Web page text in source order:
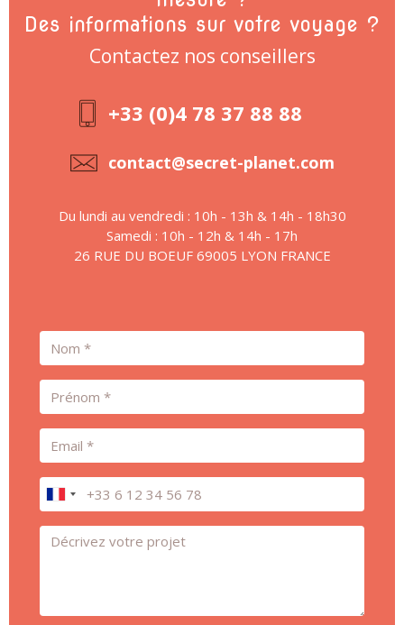
Des informations sur votre voyage ?
Contactez nos conseillers
+33 (0)4 78 37 88 88
contact@secret-planet.com
Du lundi au vendredi : 10h - 13h & 14h - 18h30
Samedi : 10h - 12h & 14h - 17h
26 RUE DU BOEUF 69005 LYON FRANCE
Nom
Prénom
Email
Téléphone
Message *